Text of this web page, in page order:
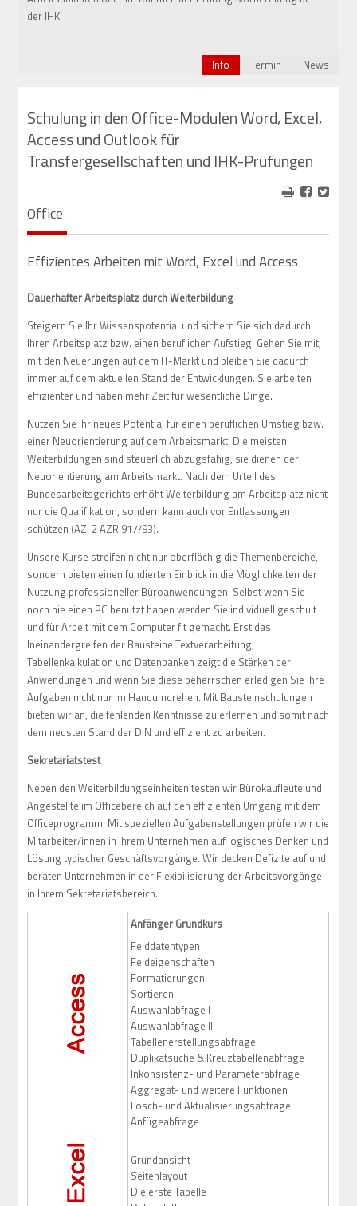
Info Termin News
der IHK.
Schulung in den Office-Modulen Word, Excel,
Access und Outlook für
Transfergesellschaften und IHK-Prüfungen
Office
Effizientes Arbeiten mit Word, Excel und Access
Dauerhafter Arbeitsplatz durch Weiterbildung
Steigern Sie Ihr Wissenspotential und sichern Sie sich dadurch
Ihren Arbeitsplatz bzw. einen beruflichen Aufstieg. Gehen Sie mit,
mit den Neuerungen auf dem IT-Markt und bleiben Sie dadurch
immer auf dem aktuellen Stand der Entwicklungen. Sie arbeiten
effizienter und haben mehr Zeit für wesentliche Dinge.
Nutzen Sie Ihr neues Potential für einen beruflichen Umstieg bzw.
einer Neuorientierung auf dem Arbeitsmarkt. Die meisten
Weiterbildungen sind steuerlich abzugsfähig, sie dienen der
Neuorientierung am Arbeitsmarkt. Nach dem Urteil des
Bundesarbeitsgerichts erhöht Weiterbildung am Arbeitsplatz nicht
nur die Qualifikation, sondern kann auch vor Entlassungen
schützen (AZ: 2 AZR 917/93).
Unsere Kurse streifen nicht nur oberflächig die Themenbereiche,
sondern bieten einen fundierten Einblick in die Möglichkeiten der
Nutzung professioneller Büroanwendungen. Selbst wenn Sie
noch nie einen PC benutzt haben werden Sie individuell geschult
und für Arbeit mit dem Computer fit gemacht. Erst das
Ineinandergreifen der Bausteine Textverarbeitung,
Tabellenkalkulation und Datenbanken zeigt die Stärken der
Anwendungen und wenn Sie diese beherrschen erledigen Sie Ihre
Aufgaben nicht nur im Handumdrehen. Mit Bausteinschulungen
bieten wir an, die fehlenden Kenntnisse zu erlernen und somit nach
dem neusten Stand der DIN und effizient zu arbeiten.
Sekretariatstest
Neben den Weiterbildungseinheiten testen wir Bürokaufleute und
Angestellte im Officebereich auf den effizienten Umgang mit dem
Officeprogramm. Mit speziellen Aufgabenstellungen prüfen wir die
Mitarbeiter/innen in Ihrem Unternehmen auf logisches Denken und
Lösung typischer Geschäftsvorgänge. Wir decken Defizite auf und
beraten Unternehmen in der Flexibilisierung der Arbeitsvorgänge
in Ihrem Sekretariatsbereich.
Anfänger Grundkurs
Felddatentypen
Feldeigenschaften
Formatierungen
Sortieren
Auswahlabfrage I
Auswahlabfrage II
Tabellenerstellungsabfrage
Duplikatsuche & Kreuztabellenabfrage
Inkonsistenz- und Parameterabfrage
Aggregat- und weitere Funktionen
Lösch- und Aktualisierungsabfrage
Anfügeabfrage
Grundansicht
Seitenlayout
Die erste Tabelle